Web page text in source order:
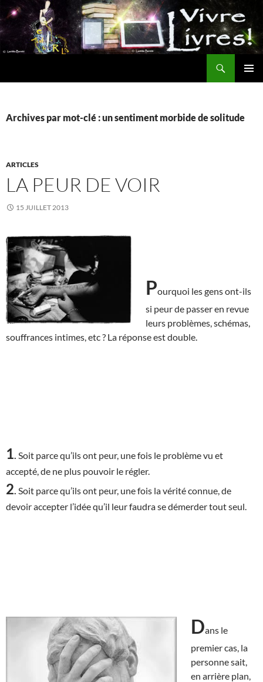
Aller
au
contenu
Archives par mot-clé : un sentiment morbide de solitude
ARTICLES
LA PEUR DE VOIR
15 JUILLET 2013
Pourquoi les gens ont-ils
si peur de passer en revue
leurs problèmes, schémas,
souffrances intimes, etc ? La réponse est double.
1 Soit parce qu’ils ont peur, une fois le problème vu et
accepté, de ne plus pouvoir le régler.
2 Soit parce qu’ils ont peur, une fois la vérité connue, de
devoir accepter l’idée qu’il leur faudra se démerder tout seul.
Dans le
premier cas, la
personne sait,
en arrière plan,